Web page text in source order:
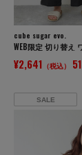
cube sugar evo.
¥2,641 （税込） 51
SALE